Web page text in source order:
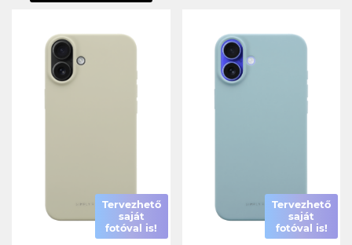
Tervezhető
saját
fotóval is!
Tervezhető
saját
fotóval is!